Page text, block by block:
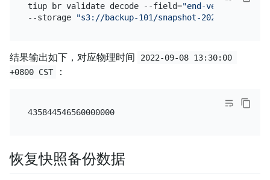
tiup br validate decode --field="end-version" \
--storage
"s3://backup-101/snapshot-
结果输出如下，对应物理时间
2022-09-08 13:30:00
+0800 CST
：
435844546560000000
恢复快照备份数据